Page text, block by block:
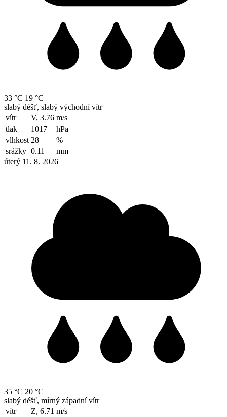
33 °C 19 °C
slabý déšť, slabý východní vítr
vítr
V, 3.76 m/s
tlak
1017
hPa
vlhkost 28
%
srážky 0.11
mm
úterý 11. 8. 2026
35 °C 20 °C
slabý déšť, mírný západní vítr
vítr
Z, 6.71 m/s